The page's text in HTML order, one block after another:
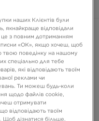
Фільтрувати
наших Клієнтів були
якнайкраще відповідали
з повним дотриманням
«OK», якщо хочеш, щоб
твою поведінку на нашому
спеціально для тебе
які відповідають твоїм
реклами чи
Ти можеш будь-коли
щодо файлів cookie,
отримувати
відповідають твоїм
Щоб дізнатися більше,